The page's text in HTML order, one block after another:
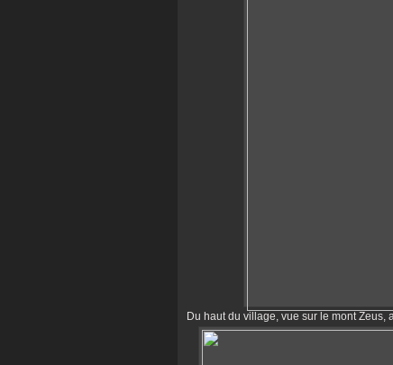
Du haut du village, vue sur le mont Zeus,